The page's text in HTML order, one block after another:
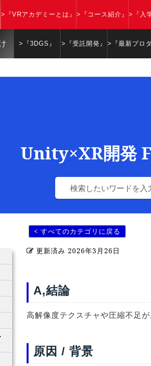
>『VRアカデミーとは』 >『コース紹介』 >『入
>『3DGS』 >『受託開発』 >『最新プロ
Unity×XR開発
< すべてのカテゴリに戻る
更新済み 2026年3月26日
A,結論
高解像度テクスチャや圧縮不足が
原因 / 背景